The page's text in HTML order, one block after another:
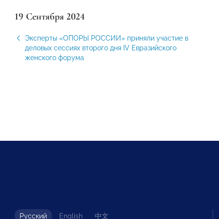
19 Сентября 2024
Эксперты «ОПОРЫ РОССИИ» приняли участие в
деловых сессиях второго дня IV Евразийского
женского форума
Русский English 中文